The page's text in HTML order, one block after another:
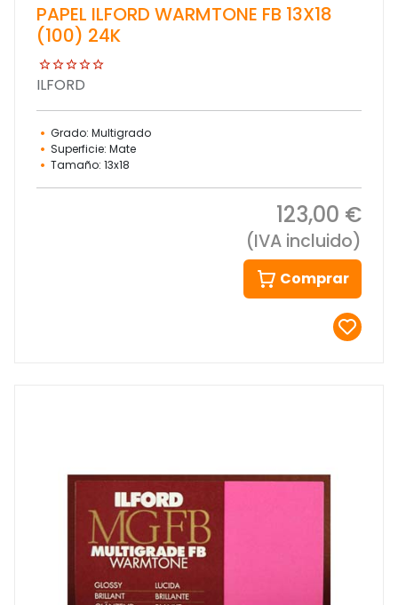
PAPEL ILFORD WARMTONE FB 13X18
(100) 24K
ILFORD
Grado: Multigrado
Superficie: Mate
Tamaño: 13x18
123,00 €
(IVA incluido)
Comprar